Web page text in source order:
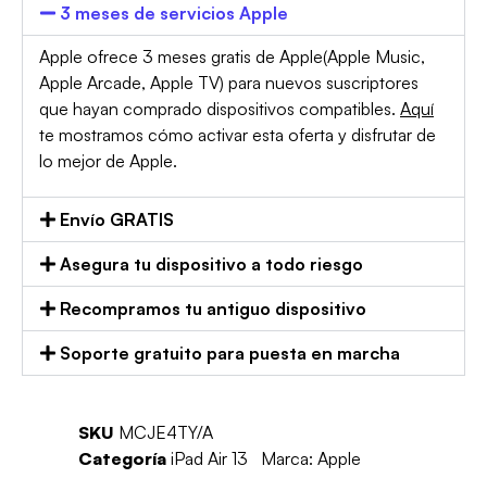
3 meses de servicios Apple
Apple ofrece 3 meses gratis de Apple(Apple Music,
Apple Arcade, Apple TV) para nuevos suscriptores
que hayan comprado dispositivos compatibles. Aquí
te mostramos cómo activar esta oferta y disfrutar de
lo mejor de Apple.
Envío GRATIS
Asegura tu dispositivo a todo riesgo
Recompramos tu antiguo dispositivo
Soporte gratuito para puesta en marcha
SKU MCJE4TY/A
Categoría iPad Air 13 Marca:Apple